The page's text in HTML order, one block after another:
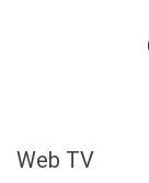
Web TV